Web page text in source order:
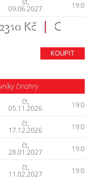
09.06.2027 19:00
Kč
C
KOUPIT
činohry
čt,
05.11.2026 19:00
čt,
17.12.2026 19:00
čt,
28.01.2027 19:00
čt,
11.02.2027 19:00